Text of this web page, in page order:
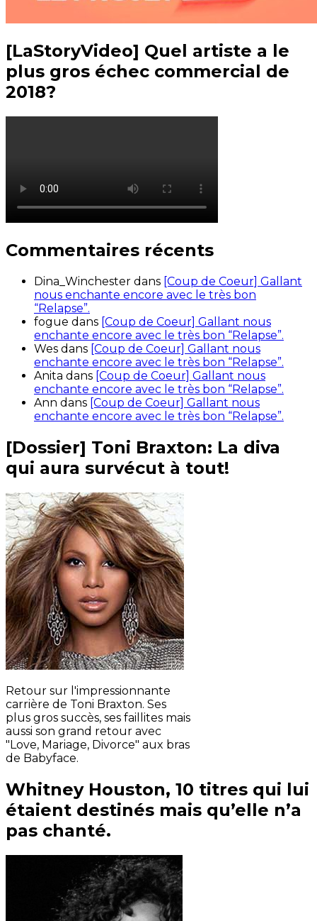
[LaStoryVideo] Quel artiste a le
plus gros échec commercial de
2018?
Commentaires récents
Dina_Winchester dans [Coup de Coeur] Gallant
nous enchante encore avec le très bon
“Relapse”.
fogue dans [Coup de Coeur] Gallant nous
enchante encore avec le très bon “Relapse”.
Wes dans [Coup de Coeur] Gallant nous
enchante encore avec le très bon “Relapse”.
Anita dans [Coup de Coeur] Gallant nous
enchante encore avec le très bon “Relapse”.
Ann dans [Coup de Coeur] Gallant nous
enchante encore avec le très bon “Relapse”.
[Dossier] Toni Braxton: La diva
qui aura survécut à tout!
Retour sur l'impressionnante
carrière de Toni Braxton. Ses
plus gros succès, ses faillites mais
aussi son grand retour avec
"Love, Mariage, Divorce" aux bras
de Babyface.
Whitney Houston, 10 titres qui lui
étaient destinés mais qu’elle n’a
pas chanté.